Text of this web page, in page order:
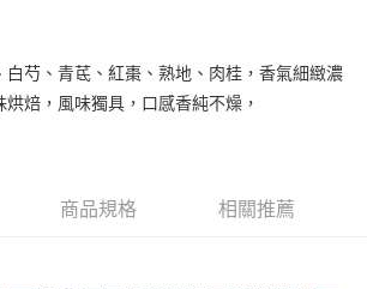
含以上)免運費
白芍、青茋、紅棗、熟地、肉桂，香氣細緻濃
焙，風味獨具，口感香純不燥，
商品規格 相關推薦